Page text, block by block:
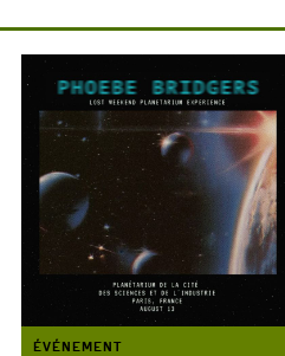
ÉVÉNEMENT